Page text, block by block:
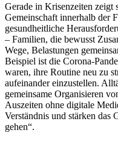
Gerade in Krisenzeiten zeigt
Gemeinschaft innerhalb der
gesundheitliche
– Familien, die bewusst
Wege, Belastungen
Beispiel ist die Corona-
waren, ihre Routine neu zu
aufeinander einzustellen.
gemeinsame Organisieren
Auszeiten ohne digitale
Verständnis und stärken das
gehen“.